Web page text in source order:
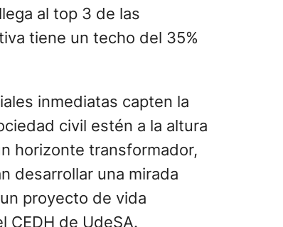
al top 3 de las
tiene un techo del 35%
inmediatas capten la
civil estén a la altura
horizonte transformador,
desarrollar una mirada
proyecto de vida